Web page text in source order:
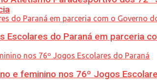
do Paraná em parceria
e feminino nos 76º Jogos